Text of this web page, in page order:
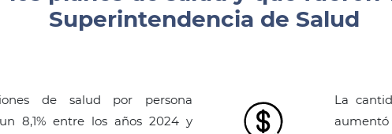
Superintendencia de Salud
de salud por persona
8,1% entre los años 2024 y
La
aumentó